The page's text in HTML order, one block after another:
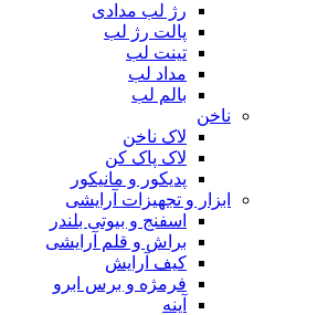
رژ لب مدادی
پالت رژ لب
تینت لب
مداد لب
بالم لب
ناخن
لاک ناخن
لاک پاک کن
پدیکور و مانیکور
ابزار و تجهیزات آرایشی
اسفنج و بیوتی بلندر
براش و قلم آرایشی
کیف آرایش
فرمژه و برس ابرو
آینه